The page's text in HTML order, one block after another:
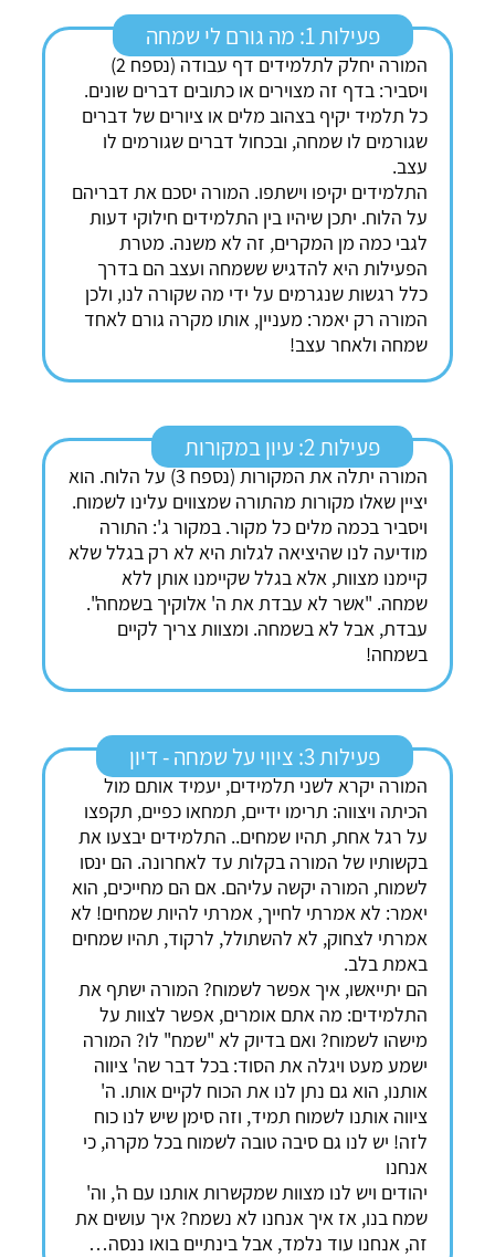
פעילות 1: מה גורם לי שמחה
המורה יחלק לתלמידים דף עבודה (נספח 2)
ויסביר: בדף זה מצוירים או כתובים דברים שונים.
כל תלמיד יקיף בצהוב מלים או ציורים של דברים
שגורמים לו שמחה, ובכחול דברים שגורמים לו
עצב.
התלמידים יקיפו וישתפו. המורה יסכם את דבריהם
על הלוח. יתכן שיהיו בין התלמידים חילוקי דעות
לגבי כמה מן המקרים, זה לא משנה. מטרת
הפעילות היא להדגיש ששמחה ועצב הם בדרך
כלל רגשות שנגרמים על ידי מה שקורה לנו, ולכן
המורה רק יאמר: מעניין, אותו מקרה גורם לאחד
שמחה ולאחר עצב!
פעילות 2: עיון במקורות
המורה יתלה את המקורות (נספח 3) על הלוח. הוא
יציין שאלו מקורות מהתורה שמצווים עלינו לשמוח.
ויסביר בכמה מלים כל מקור. במקור ג': התורה
מודיעה לנו שהיציאה לגלות היא לא רק בגלל שלא
קיימנו מצוות, אלא בגלל שקיימנו אותן ללא
שמחה. "אשר לא עבדת את ה' אלוקיך בשמחה".
עבדת, אבל לא בשמחה. ומצוות צריך לקיים
בשמחה!
פעילות 3: ציווי על שמחה - דיון
המורה יקרא לשני תלמידים, יעמיד אותם מול
הכיתה ויצווה: תרימו ידיים, תמחאו כפיים, תקפצו
על רגל אחת, תהיו שמחים.. התלמידים יבצעו את
בקשותיו של המורה בקלות עד לאחרונה. הם ינסו
לשמוח, המורה יקשה עליהם. אם הם מחייכים, הוא
יאמר: לא אמרתי לחייך, אמרתי להיות שמחים! לא
אמרתי לצחוק, לא להשתולל, לרקוד, תהיו שמחים
באמת בלב.
הם יתייאשו, איך אפשר לשמוח? המורה ישתף את
התלמידים: מה אתם אומרים, אפשר לצוות על
מישהו לשמוח? ואם בדיוק לא "שמח" לו? המורה
ישמע מעט ויגלה את הסוד: בכל דבר שה' ציווה
אותנו, הוא גם נתן לנו את הכוח לקיים אותו. ה'
ציווה אותנו לשמוח תמיד, וזה סימן שיש לנו כוח
לזה! יש לנו גם סיבה טובה לשמוח בכל מקרה, כי
אנחנו
יהודים ויש לנו מצוות שמקשרות אותנו עם ה', וה'
שמח בנו, אז איך אנחנו לא נשמח? איך עושים את
זה, אנחנו עוד נלמד, אבל בינתיים בואו ננסה…